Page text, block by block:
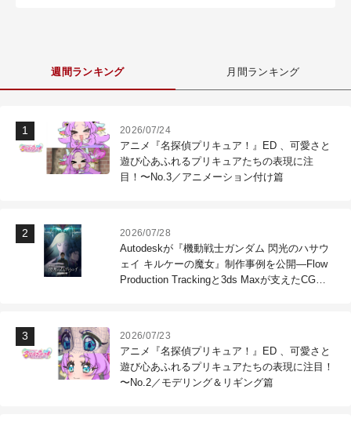
週間ランキング 月間ランキング
2026/07/24
アニメ『名探偵プリキュア！』ED 、可愛さと
遊び心あふれるプリキュアたちの表現に注
目！〜No.3／アニメーション付け篇
2026/07/28
Autodeskが『機動戦士ガンダム 閃光のハサウ
ェイ キルケーの魔女』制作事例を公開―Flow
Production Trackingと3ds Maxが支えたCG制
2026/07/23
アニメ『名探偵プリキュア！』ED 、可愛さと
遊び心あふれるプリキュアたちの表現に注目！
〜No.2／モデリング＆リギング篇